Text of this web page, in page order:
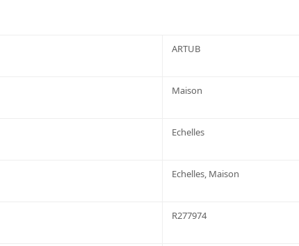
ARTUB
Maison
Echelles
Echelles, Maison
R277974